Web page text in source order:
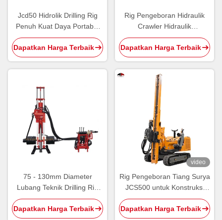
Jcd50 Hidrolik Drilling Rig
Penuh Kuat Daya Portabel
Dth Drilling Rig
Dapatkan Harga Terbaik
Rig Pengeboran Hidraulik
Crawler Hidraulik
Pemasangan Depan untuk
Proyek Konservasi Air
Dapatkan Harga Terbaik
75 - 130mm Diameter
Lubang Teknik Drilling Rig
Konstruksi Drilling
Equipment
Dapatkan Harga Terbaik
video
Rig Pengeboran Tiang Surya
JCS500 untuk Konstruksi
Fondasi Fotovoltaik
Dapatkan Harga Terbaik